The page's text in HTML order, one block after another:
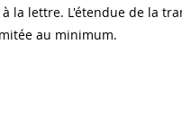
la lettre. L'étendue de la
au minimum.